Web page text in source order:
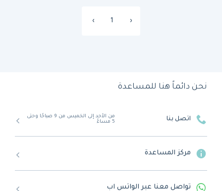
‹
1
›
نحن دائماً هنا للمساعدة
اتصل بنا
من الأحد إلى الخميس من 9 صباحًا وحتى
5 مساءً
مركز المساعدة
تواصل معنا عبر الواتس اب